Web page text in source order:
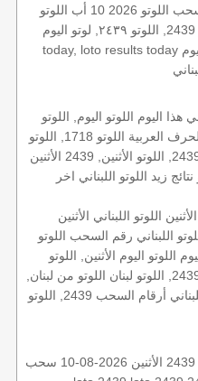
10, سحب اللوتو 2026 10 أب اللوتو, loto, loto, نتيجة اللوتو, نتيجة
اللوتو ٢٤٣٩ نتيجة اللوتو 2439, اللوتو ٢٤٣٩, لوتو اليوم loto result
today, loto results today اللوتو هذا الاسبوع لوتو اليوماللوتو اليوم
هذا اليوم اللوتو اليوم, اللوتو
2439 عو رقم سحب اللوتو ٢٤٣٩ بالحرف العربية اللوتو 1718, اللوتو
2026-08-10, اللوتو أرقام السحب 2439, اللوتو الأثنين, 2439 الأثنين
اللبناني اللوتو اللبناني 2439 و نتائج زيد اللوتو اللبناني اخر
اللوتو اللبناني الأثنين
اللوتو اللبناني رقم السحب اللوتو
2439, اللوتو اليوم اللوتو اليوم الأثنين, اللوتو
اليوم زيد 2439 اللوتو رقم السحب 2439, اللوتو لبنان اللوتو من لبنان,
اللوتو أرقام السحب 1715, اللوتو اللبناني أرقام السحب 2439, اللوتو
نتائج سحب اللوتو اللبناني 2439 الأثنين 2026-08-10 سحب zeed زيد